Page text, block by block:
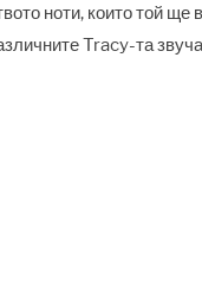
ноти, които той ще
Tracy-та